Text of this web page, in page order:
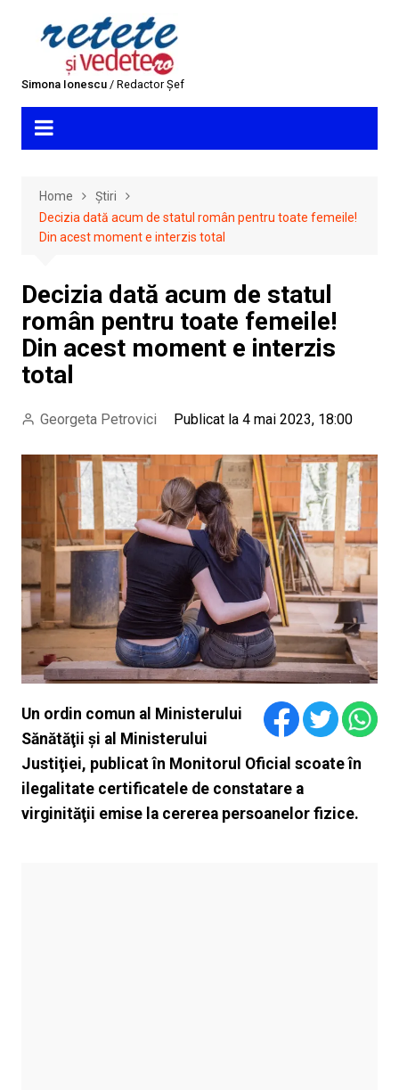
Simona Ionescu/ Redactor Șef
Home
Știri
Decizia dată acum de statul român pentru toate femeile!
Din acest moment e interzis total
Decizia dată acum de statul
român pentru toate femeile!
Din acest moment e interzis
total
Georgeta Petrovici Publicat la 4 mai 2023, 18:00
Un ordin comun al Ministerului
Sănătăţii şi al Ministerului
Justiţiei, publicat în Monitorul Oficial scoate în
ilegalitate certificatele de constatare a
virginităţii emise la cererea persoanelor fizice.